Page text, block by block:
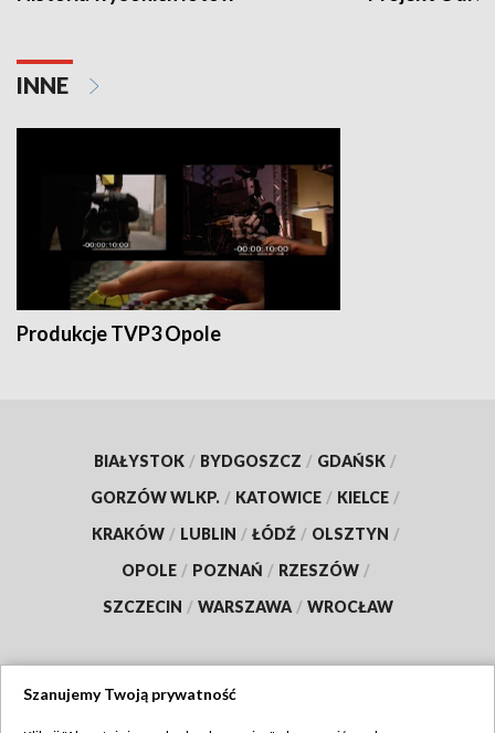
INNE
Produkcje TVP3 Opole
BIAŁYSTOK / BYDGOSZCZ / GDAŃSK /
GORZÓW WLKP. / KATOWICE / KIELCE /
KRAKÓW / LUBLIN / ŁÓDŹ / OLSZTYN /
OPOLE / POZNAŃ / RZESZÓW /
SZCZECIN / WARSZAWA / WROCŁAW
Szanujemy Twoją prywatność